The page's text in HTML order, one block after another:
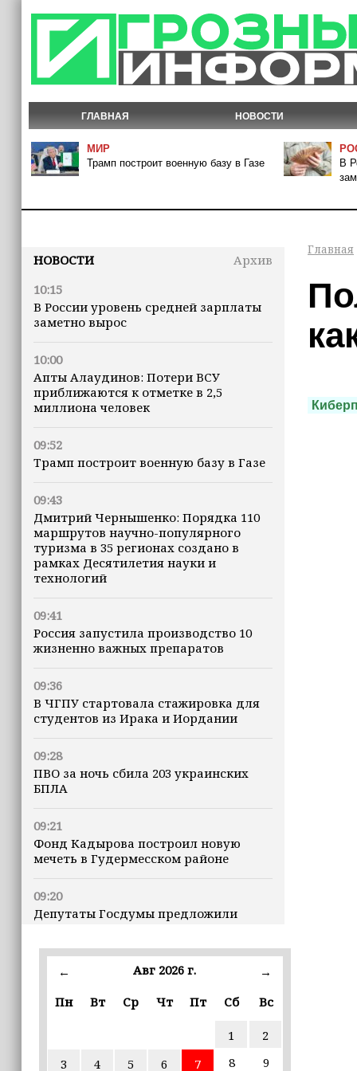
ГЛАВНАЯ НОВОСТИ
МИР
Трамп построит военную базу в Газе
В
НОВОСТИ
Архив
10:15
В России уровень средней зарплаты
заметно вырос
10:00
Апты Алаудинов: Потери ВСУ
приближаются к отметке в 2,5
миллиона человек
09:52
Трамп построит военную базу в Газе
09:43
Дмитрий Чернышенко: Порядка 110
маршрутов научно-популярного
туризма в 35 регионах создано в
рамках Десятилетия науки и
технологий
09:41
Россия запустила производство 10
жизненно важных препаратов
09:36
В ЧГПУ стартовала стажировка для
студентов из Ирака и Иордании
09:28
ПВО за ночь сбила 203 украинских
БПЛА
09:21
Фонд Кадырова построил новую
мечеть в Гудермесском районе
09:20
Депутаты Госдумы предложили
Хас-Магомед Кадыров и Хож-Бауди
Дааев проверили ход капитального
19:18
← Авг 2026 г.
→
Пн
Вт Ср Чт Пт Сб Вс
1
2
3
4 5 6 7 8
9
Главная